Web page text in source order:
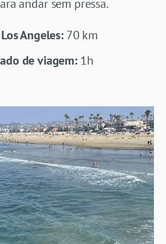
andar sem pressa.
Angeles: 70 km
de viagem: 1h